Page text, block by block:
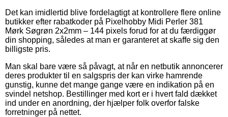
Det kan imidlertid blive fordelagtigt at kontrollere flere online
butikker efter rabatkoder på Pixelhobby Midi Perler 381
Mørk Søgrøn 2x2mm – 144 pixels forud for at du færdiggør
din shopping, således at man er garanteret at skaffe sig den
billigste pris.
Man skal bare være så påvagt, at når en netbutik annoncerer
deres produkter til en salgspris der kan virke hamrende
gunstig, kunne det mange gange være en indikation på en
svindel netshop. Bestillinger med kort er i hvert fald dækket
ind under en anordning, der hjælper folk overfor falske
forretninger på nettet.